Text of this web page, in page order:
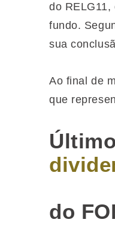
do
fundo.
sua
Ao final de
que
do